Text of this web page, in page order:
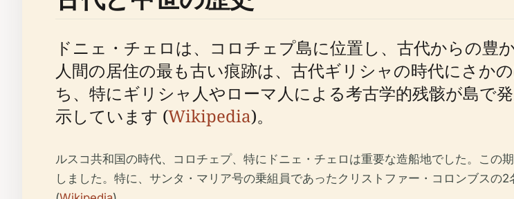
ドニェ・チェロは、コロチェプ島に位置し、古代からの豊
人間の居住の最も古い痕跡は、古代ギリシャの時代にさか
ち、特にギリシャ人やローマ人による考古学的残骸が島で
示しています (Wikipedia)。
ルスコ共和国の時代、コロチェプ、特にドニェ・チェロは重要な造船地でした。この
しました。特に、サンタ・マリア号の乗組員であったクリストファー・コロンブスの